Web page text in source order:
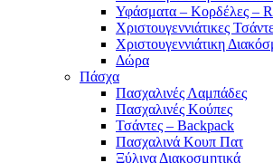
Υφάσματα – Κορδέλες –
Χριστουγεννιάτικες
Χριστουγεννιάτικη
Δώρα
Πάσχα
Πασχαλινές Λαμπάδες
Πασχαλινές Κούπες
Τσάντες – Backpack
Πασχαλινά Κουπ Πατ
Ξύλινα Διακοσμητικά